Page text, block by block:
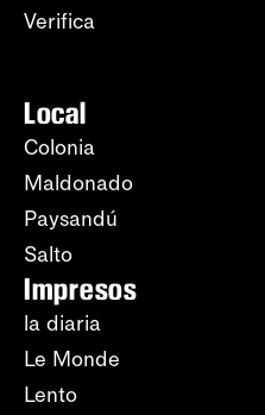
Verifica
Local
Colonia
Maldonado
Paysandú
Salto
Impresos
la diaria
Le Monde
Lento